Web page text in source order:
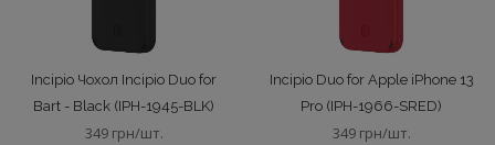
Incipio Чохол Incipio Duo for
Bart - Black (IPH-1945-BLK)
349 грн/шт.
Incipio Duo for Apple iPhone 13
Pro (IPH-1966-SRED)
349 грн/шт.